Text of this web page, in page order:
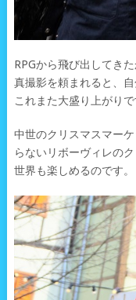
RPGから飛び出してき
真撮影を頼まれると、
これまた大盛り上がりで
中世のクリスマスマー
らないリボーヴィレの
世界も楽しめるのです。